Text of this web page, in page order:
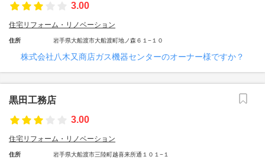
3.00
住宅リフォーム・リノベーション
住所 岩手県大船渡市大船渡町地ノ森６１−１０
株式会社八木又商店ガス機器センターのオーナー様ですか？
黒田工務店
3.00
住宅リフォーム・リノベーション
住所 岩手県大船渡市三陸町越喜来所通１０１−１